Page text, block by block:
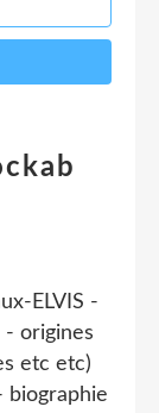
ELVIS -
- origines
etc etc)
biographie